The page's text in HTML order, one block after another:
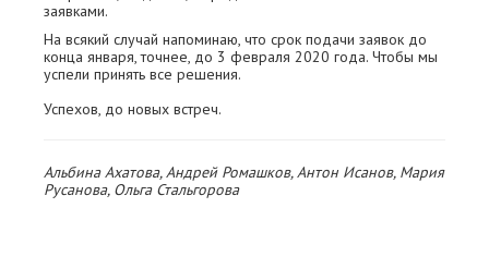
заявками.
На всякий случай напоминаю, что срок подачи заявок до
конца января, точнее, до 3 февраля 2020 года. Чтобы мы
успели принять все решения.
Успехов, до новых встреч.
Альбина Ахатова, Андрей Ромашков, Антон Исанов, Мария
Русанова, Ольга Стальгорова